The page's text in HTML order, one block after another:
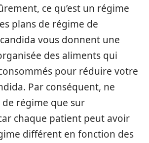
ce qu’est un régime
plans de régime de
vous donnent une
des aliments qui
pour réduire votre
Par conséquent, ne
de régime que sur
chaque patient peut avoir
différent en fonction des